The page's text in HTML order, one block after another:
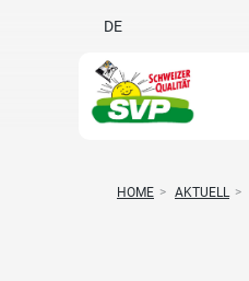
DE
HOME > AKTUELL >